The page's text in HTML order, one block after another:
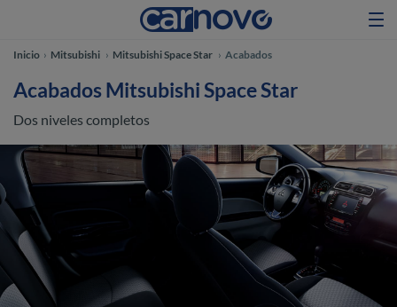
Inicio Mitsubishi Mitsubishi Space Star Acabados
Acabados Mitsubishi Space Star
Dos niveles completos